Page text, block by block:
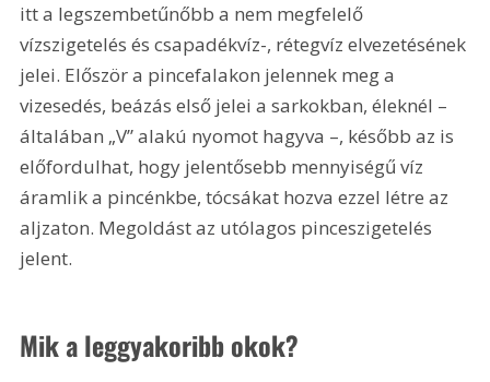
itt a legszembetűnőbb a nem megfelelő
vízszigetelés és csapadékvíz-, rétegvíz elvezetésének
jelei. Először a pincefalakon jelennek meg a
vizesedés, beázás első jelei a sarkokban, éleknél –
általában „V” alakú nyomot hagyva –, később az is
előfordulhat, hogy jelentősebb mennyiségű víz
áramlik a pincénkbe, tócsákat hozva ezzel létre az
aljzaton. Megoldást az utólagos pinceszigetelés
jelent.
Mik a leggyakoribb okok?